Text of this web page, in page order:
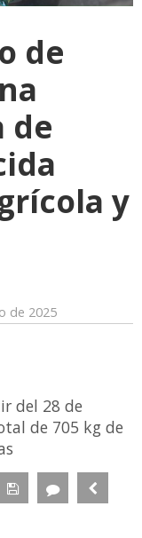
de
de
y
de 2025
del 28 de
de 705 kg de